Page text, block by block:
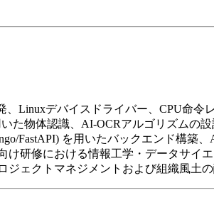
、Linuxデバイスドライバー、CPU命令
いた物体認識、AI-OCRアルゴリズムの
FastAPI) を用いたバックエンド構築
け研修における情報工学・データサイ
ジェクトマネジメントおよび組織風土